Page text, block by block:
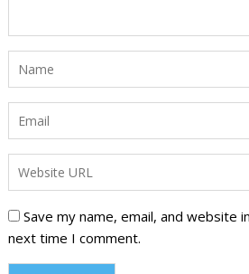
Save my name, email, and website
next time I comment.